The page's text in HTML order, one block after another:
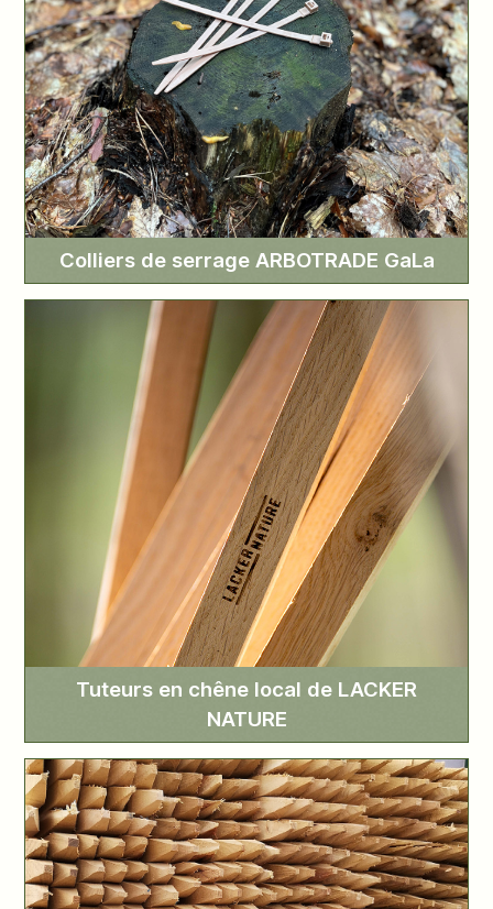
Colliers de serrage ARBOTRADE GaLa
Tuteurs en chêne local de LACKER
NATURE